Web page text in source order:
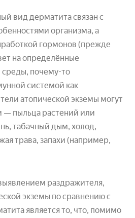
вид дерматита связан с
организма, а
гормонов (прежде
на определённые
почему-то
системой как
атопической экземы могут
пыльца растений или
табачный дым, холод,
трава, запахи (например,
раздражителя,
экземы по сравнению с
является то, что, помимо